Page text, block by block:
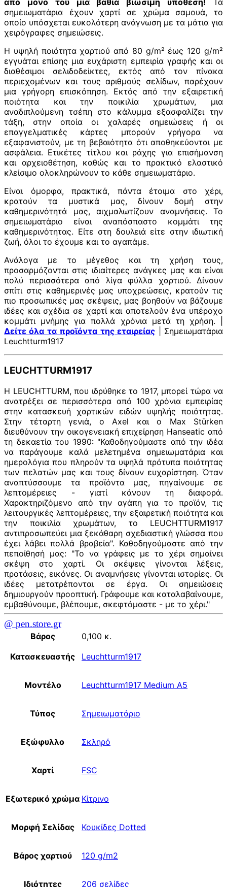
σημειωματάρια έχουν χαρτί σε χρώμα σαμουά, το
οποίο υπόσχεται ευκολότερη ανάγνωση με τα μάτια για
χειρόγραφες σημειώσεις.
Η υψηλή ποιότητα χαρτιού από 80 g/m² έως 120 g/m²
εγγυάται επίσης μια ευχάριστη εμπειρία γραφής και οι
διαθέσιμοι σελιδοδείκτες, εκτός από τον πίνακα
περιεχομένων και τους αριθμούς σελίδων, παρέχουν
μια γρήγορη επισκόπηση. Εκτός από την εξαιρετική
ποιότητα και την ποικιλία χρωμάτων, μια
αναδιπλούμενη τσέπη στο κάλυμμα εξασφαλίζει την
τάξη, στην οποία οι χαλαρές σημειώσεις ή οι
επαγγελματικές κάρτες μπορούν γρήγορα να
εξαφανιστούν, με τη βεβαιότητα ότι αποθηκεύονται με
ασφάλεια. Ετικέτες τίτλου και ράχης για επισήμανση
και αρχειοθέτηση, καθώς και το πρακτικό ελαστικό
κλείσιμο ολοκληρώνουν το κάθε σημειωματάριο.
Είναι όμορφα, πρακτικά, πάντα έτοιμα στο χέρι,
κρατούν τα μυστικά μας, δίνουν δομή στην
καθημερινότητά μας, αιχμαλωτίζουν αναμνήσεις. Το
σημειωματάριο είναι αναπόσπαστο κομμάτι της
καθημερινότητας. Είτε στη δουλειά είτε στην ιδιωτική
ζωή, όλοι το έχουμε και το αγαπάμε.
Ανάλογα με το μέγεθος και τη χρήση τους,
προσαρμόζονται στις ιδιαίτερες ανάγκες μας και είναι
πολύ περισσότερα από λίγα φύλλα χαρτιού. Δίνουν
σπίτι στις καθημερινές μας υποχρεώσεις, κρατούν τις
πιο προσωπικές μας σκέψεις, μας βοηθούν να βάζουμε
ιδέες και σχέδια σε χαρτί και αποτελούν ένα υπέροχο
κομμάτι μνήμης για πολλά χρόνια μετά τη χρήση. |
Δείτε όλα τα προϊόντα της εταιρείας | Σημειωματάρια
Leuchtturm1917
LEUCHTTURM1917
Η LEUCHTTURM, που ιδρύθηκε το 1917, μπορεί τώρα να
ανατρέξει σε περισσότερα από 100 χρόνια εμπειρίας
στην κατασκευή χαρτικών ειδών υψηλής ποιότητας.
Στην τέταρτη γενιά, ο Axel και ο Max Stürken
διευθύνουν την οικογενειακή επιχείρηση Hanseatic από
τη δεκαετία του 1990: "Καθοδηγούμαστε από την ιδέα
να παράγουμε καλά μελετημένα σημειωματάρια και
ημερολόγια που πληρούν τα υψηλά πρότυπα ποιότητας
των πελατών μας και τους δίνουν ευχαρίστηση. Όταν
αναπτύσσουμε τα προϊόντα μας, πηγαίνουμε σε
λεπτομέρειες - γιατί κάνουν τη διαφορά.
Χαρακτηριζόμενο από την αγάπη για το προϊόν, τις
λειτουργικές λεπτομέρειες, την εξαιρετική ποιότητα και
την ποικιλία χρωμάτων, το LEUCHTTURM1917
αντιπροσωπεύει μια ξεκάθαρη σχεδιαστική γλώσσα που
έχει λάβει πολλά βραβεία". Καθοδηγούμαστε από την
πεποίθησή μας: "Το να γράφεις με το χέρι σημαίνει
σκέψη στο χαρτί. Οι σκέψεις γίνονται λέξεις,
προτάσεις, εικόνες. Οι αναμνήσεις γίνονται ιστορίες. Οι
ιδέες μετατρέπονται σε έργα. Οι σημειώσεις
δημιουργούν προοπτική. Γράφουμε και καταλαβαίνουμε,
εμβαθύνουμε, βλέπουμε, σκεφτόμαστε - με το χέρι."
@ pen.store.gr
Βάρος
0,100 κ.
Κατασκευαστής
Leuchtturm1917
Μοντέλο Leuchtturm1917 Medium A5
Τύπος Σημειωματάριο
Εξώφυλλο Σκληρό
Χαρτί FSC
Εξωτερικό χρώμα Κίτρινο
Μορφή Σελίδας Κουκίδες Dotted
Βάρος χαρτιού 120 g/m2
Ιδιότητες 206 σελίδες